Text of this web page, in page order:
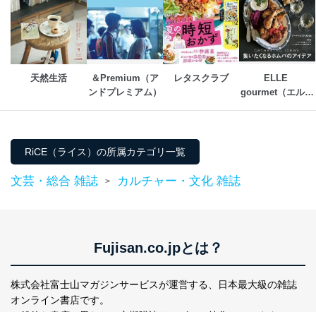
天然生活
＆Premium（ア
ンドプレミアム）
レタスクラブ
ELLE
gourmet（エル・
RiCE（ライス）の所属カテゴリ一覧
文芸・総合 雑誌 > カルチャー・文化 雑誌
Fujisan.co.jpとは？
株式会社富士山マガジンサービスが運営する、
日本最大級の雑誌
オンライン書店です。